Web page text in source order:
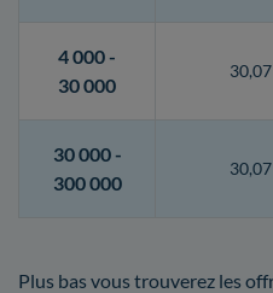
4 000 -
30 000
30 000 -
300 000
Plus bas vous trouverez les